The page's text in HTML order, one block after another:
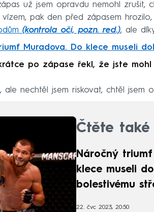
už jsem opravdu nemohl zrušit,
vízem, pak den před zápasem
(kontrola očí, pozn. red.), ale
Muradova. Do klece museli
po zápase řekl, že jste
ale nechtěl jsem riskovat, chtěl jsem
Čtěte také
Náročný
klece museli
bolestivému
22. čvc 2023, 20:50